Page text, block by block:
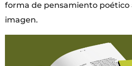
forma de pensamiento poético
imagen.